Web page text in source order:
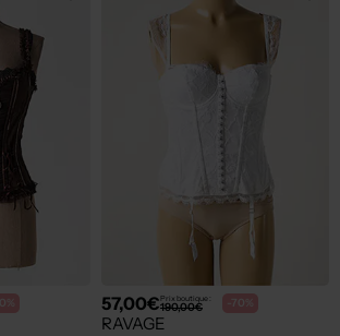
57,00€Prix boutique :
190,00€ -70%
RAVAGE